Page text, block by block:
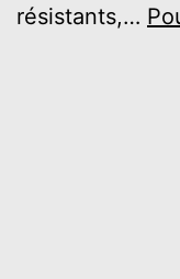
résistants,…